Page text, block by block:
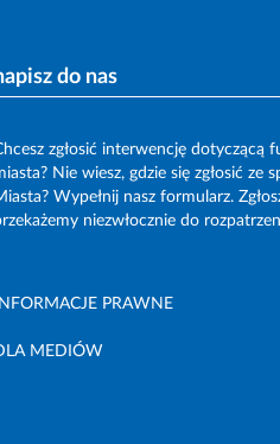
do nas
zgłosić interwencję dotyczącą
Nie wiesz, gdzie się zgłosić ze
Wypełnij nasz formularz.
niezwłocznie do
INFORMACJE PRAWNE
MEDIÓW